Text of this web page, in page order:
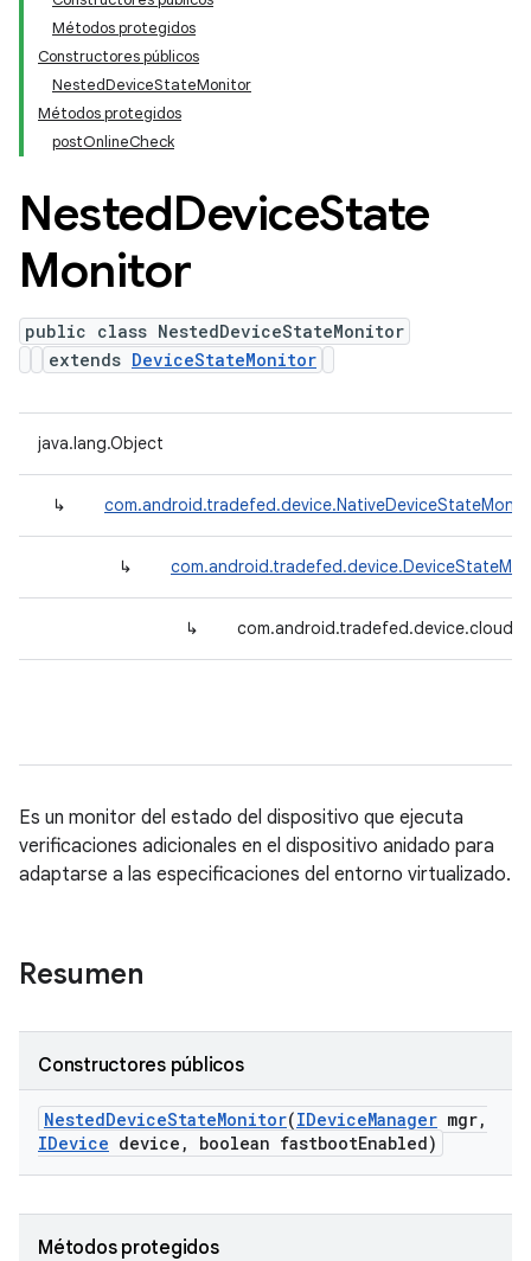
Métodos protegidos
Constructores públicos
NestedDeviceStateMonitor
Métodos protegidos
postOnlineCheck
NestedDeviceState
Monitor
public class NestedDeviceStateMonitor
extends DeviceStateMonitor
java.lang.Object
↳
↳
↳
Es un monitor del estado del dispositivo que ejecuta
verificaciones adicionales en el dispositivo anidado para
adaptarse a las especificaciones del entorno virtualizado.
Resumen
Constructores públicos
NestedDeviceStateMonitor(IDeviceManager mgr,
IDevice device , boolean fastbootEnabled)
Métodos protegidos